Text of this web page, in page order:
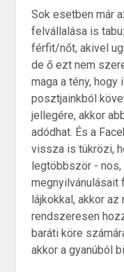
Sok esetben már
felvállalása is
férfit/nőt, akivel
de ő ezt nem
maga a tény, hogy
posztjainkból
jellegére, akkor
adódhat. És a
vissza is tükrözi,
legtöbbször - nos,
lájkokkal, akkor az
rendszeresen
baráti köre
akkor a gyanúból